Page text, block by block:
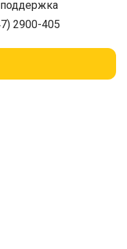
поддержка
2900-405